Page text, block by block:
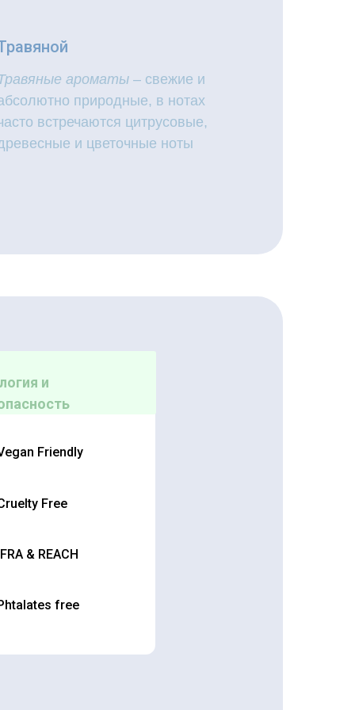
ароматы – свежие и
природные, в нотах
встречаются цитрусовые,
и цветочные ноты
и
Friendly
Free
& REACH
free